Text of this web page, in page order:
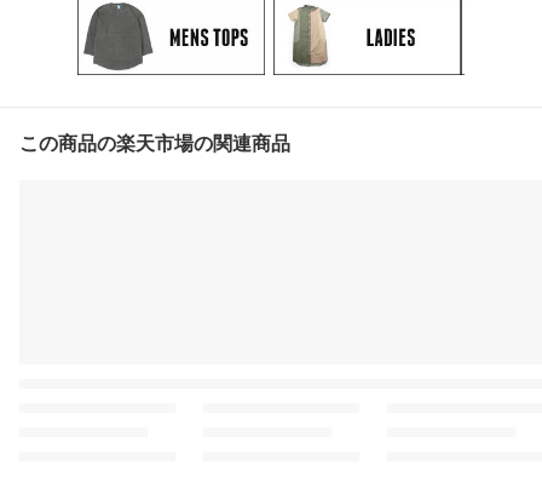
この商品の楽天市場の関連商品